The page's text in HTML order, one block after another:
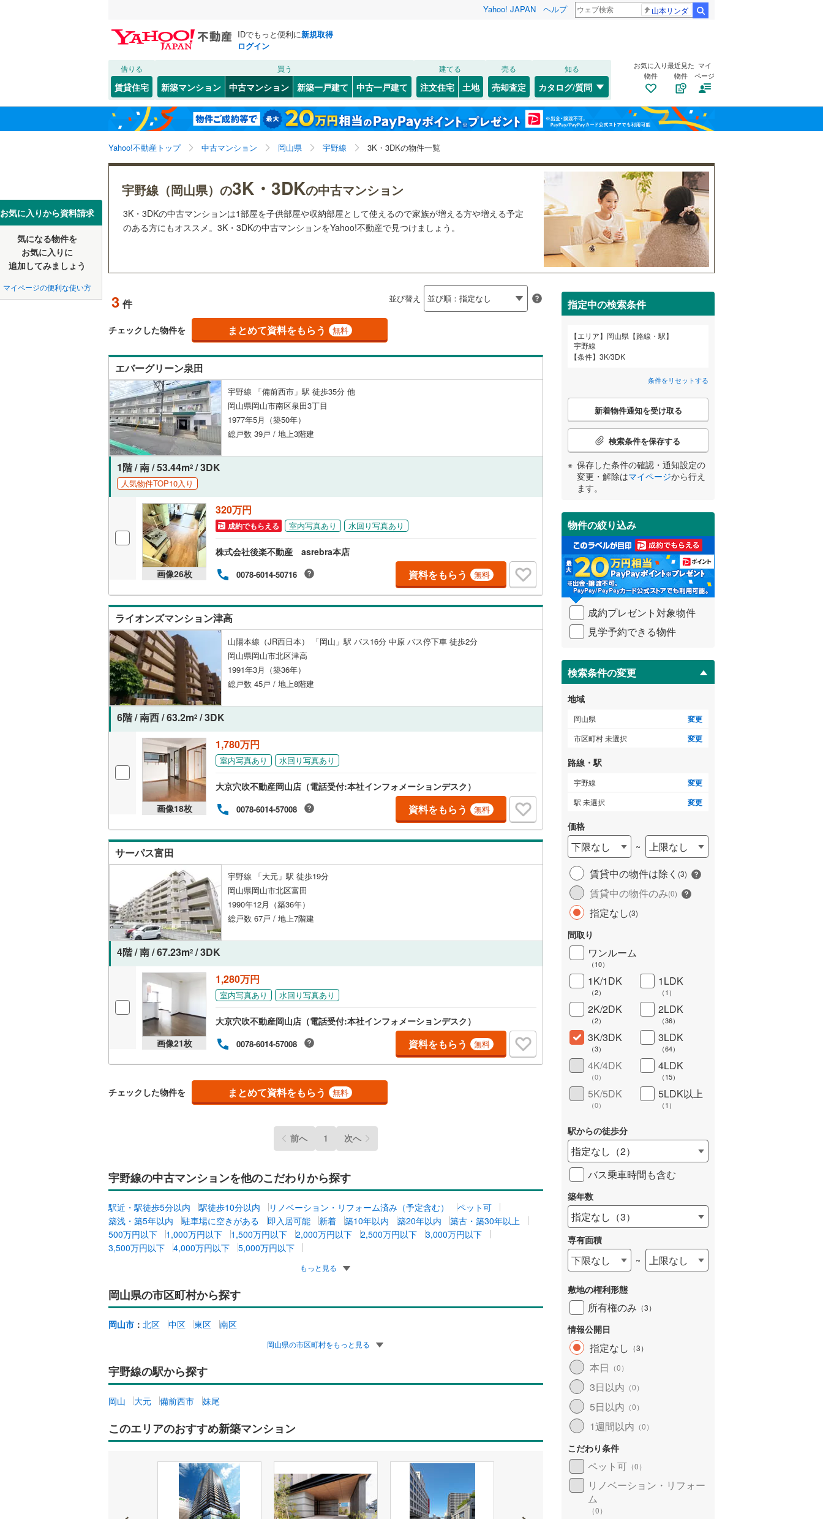
Yahoo! JAPAN ヘルプ 山本リンダ
IDでもっと便利に新規取得
ログイン
借りる
賃貸住宅
買う
新築マンション 中古マンション 新築一戸建て 中古一戸建て
建てる
注文住宅 土地
売る
売却査定
知る
カタログ/質問
お気に入り
物件
最近見た
物件
マイ
ページ
Yahoo!不動産トップ 中古マンション 岡山県 宇野線 3K・3DKの物件一覧
お気に入りから資料請求
気になる物件を
お気に入りに
追加してみましょう
マイページの便利な使い方
宇野線（岡山県）の3K・3DKの中古マンション
3K・3DKの中古マンションは1部屋を子供部屋や収納部屋として使えるので家族が増える方や増える予定
のある方にもオススメ。3K・3DKの中古マンションをYahoo!不動産で見つけましょう。
3 件 並び替え
チェックした物件を まとめて資料をもらう 無料
エバーグリーン泉田
宇野線 「備前西市」駅 徒歩35分 他
岡山県岡山市南区泉田3丁目
1977年5月（築50年）
総戸数 39戸 / 地上3階建
1階 / 南 / 53.44m2 / 3DK
人気物件TOP10入り
画像26枚
320万円
成約でもらえる 室内写真あり 水回り写真あり
株式会社後楽不動産 asrebra本店
0078-6014-50716 資料をもらう 無料
ライオンズマンション津高
山陽本線（JR西日本） 「岡山」駅 バス16分 中原 バス停下車 徒歩2分
岡山県岡山市北区津高
1991年3月（築36年）
総戸数 45戸 / 地上8階建
6階 / 南西 / 63.2m2 / 3DK
画像18枚
1,780万円
室内写真あり 水回り写真あり
大京穴吹不動産岡山店（電話受付:本社インフォメーションデスク）
0078-6014-57008 資料をもらう 無料
サーパス富田
宇野線 「大元」駅 徒歩19分
岡山県岡山市北区富田
1990年12月（築36年）
総戸数 67戸 / 地上7階建
4階 / 南 / 67.23m2 / 3DK
画像21枚
1,280万円
室内写真あり 水回り写真あり
大京穴吹不動産岡山店（電話受付:本社インフォメーションデスク）
0078-6014-57008 資料をもらう 無料
チェックした物件を まとめて資料をもらう 無料
前へ 1 次へ
宇野線の中古マンションを他のこだわりから探す
駅近・駅徒歩5分以内 駅徒歩10分以内 リノベーション・リフォーム済み（予定含む）
ペット可
築浅・築5年以内
駐車場に空きがある 即入居可能 新着 築10年以内 築20年以内
築古・築30年以上
500万円以下
1,000万円以下 1,500万円以下 2,000万円以下 2,500万円以下
3,000万円以下
3,500万円以下
4,000万円以下 5,000万円以下
もっと見る
岡山県の市区町村から探す
岡山市 ： 北区 中区 東区 南区
岡山県の市区町村をもっと見る
宇野線の駅から探す
岡山 大元 備前西市 妹尾
このエリアのおすすめ新築マンション
指定中の検索条件
エリア
岡山県【路線・駅】
宇野線
条件
3K/3DK
条件をリセットする
こ
検
条
件
受
け
取
る
・
条
件
を
イ
ペ
ジ
に
保
存
す
る
新着物件通知を受け取る
検索条件を保存する
保存した条件の確認・通知設定の
変更・解除はマイページから行え
ます。
物件の絞り込み
成約プレゼント対象物件
見学予約できる物件
検索条件の変更
地域
岡山県 変更
市区町村 未選択 変更
路線・駅
宇野線 変更
駅 未選択 変更
価格
下限なし ~
上限なし
賃貸中の物件は除く (3)
賃貸中の物件のみ(0)
指定なし(3)
間取り
ワンルーム
（10）
1K/1DK
（2）
1LDK
（1 ）
2K/2DK
（2）
2LDK
（36）
3K/3DK
（3）
3LDK
（64）
4K/4DK
（0）
4LDK
（15）
5K/5DK
（0）
5LDK以上
（1 ）
駅からの徒歩分
指定なし （2）
バス乗車時間も含む
築年数
指定なし （3）
専有面積
下限なし ~ 上限なし
敷地の権利形態
所有権のみ （3）
情報公開日
指定なし （3）
本日 （0）
3日以内 （0）
5日以内 （0）
1週間以内 （0）
こだわり条件
ペット可 （0）
リノベーション・リフォー
ム
（0）
北海道 北海道
東北 青森 岩手 宮城 秋田 山形 福島
関東 東京 神奈川 埼玉 千葉
新潟 長野
東海 愛知 岐阜 静岡 三重
和歌山
中国 鳥取 島根 岡山 広島 山口
高知
福岡 佐賀 長崎 鹿児島
該当物件0件 条件をリセットする
岡山市 北区(2) 中区(0) 東区(0)
南区(1)
岡山県のそのほ
倉敷市(0) 津山市(0) 玉野市(0)
笠岡市 ( ) 井原市 (0)
高梁市(0) 新見市(0) 備前市(0)
瀬戸内市(0) 赤磐市( 0) 真庭市(0)
和気郡和気町 0)
苫田郡鏡野町 (0) 勝田郡勝央町(0)
勝田郡奈義町(0)
該当物件0件 条件をリセットする
該当物件0件 条件をリセットする
JR 山陽本線（JR西日本）(1) 姫新線(0) 赤穂線(1)
津山線(1) 吉備線(1) 宇野線(3)
伯備線(1) 芸備線(0) 因美線(0)
本四備讃線
(0) 土讃線(0)
岡山電気軌道東山線 水島臨海鉄道 (0)
該当物件0件 条件をリセットする
(2) (1) (0) (0) (0) (0) (0) (0) (0) (0) (0)
該当物件0件 条件をリセットする
こだわり条件 リフォーム、リノベーション
リノベーション・リフォーム
（0）
築古・築30年以上（3）
共用設備
自転車置き場（1）
0 ） バイク置き場 1）
駐車場空きあり（近隣を含む）
オートロック 防犯カメラ（0）
管理・管理規約
24時間有人管理（0）
配置、向き、建ち方、日当たり
2階以上
階下に住戸なし （ 0）
構造・規模・施工・品質・工法関連
制震構造 （0）
低層マンション（4階建て以
下）（ 1 ）
立地
小学校まで1km以内（0）
共用施設
コンシェルジュサービス（0） キッズルーム（0） ゲストルーム（0）
設備
床暖房 （0） オール電化（0）
（1）
間取り、居室全体
LD
（0）
キッチン
独立型キッチン（0） 対面キッチン（0）
浴室
浴室乾燥機あり（
バルコニー、庭
ワイドバルコニー
収納
（0）
即入居可能（0）
オンライン内見(相談)可 （0）
詳しく見る
該当物件0件 条件をリセットする
検索条件を保存しました
この検索条件の新着物件通知は、 マイページから設定できます。
保存した条件を見る
岡山県、宇野線、3K/3DK
検索条件を保存する
マイページ
閉じる お気に入りリストを見る
閉じる
閉じる お気に入りリストを見る
閉じる